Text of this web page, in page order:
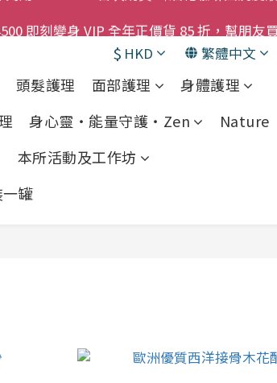
專用噴霧 買一枝送一件 50克裝 濕疹舒敏膏
用!!                 首次購買 啤酒花咖啡因洗髮
$ HKD 繁體中文
頭髮護理 面部護理
身體護理
身心靈・能量守護・Zen
Nature
本所活動及工作坊
罐